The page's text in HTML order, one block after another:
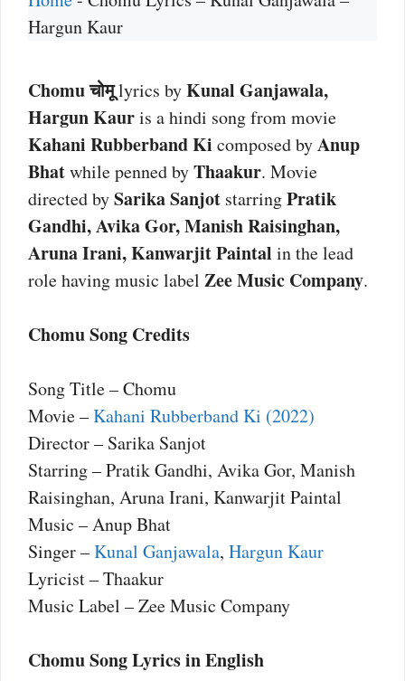
Hargun Kaur
Chomu चोमूlyrics byKunal Ganjawala,
Hargun Kauris a hindi song from movie
Kahani Rubberband Ki composed byAnup
Bhatwhile penned byThaakur. Movie
directed bySarika Sanjot starringPratik
Gandhi, Avika Gor, Manish Raisinghan,
Aruna Irani, Kanwarjit Paintal in the lead
role having music label Zee Music Company.
Chomu Song Credits
Song Title – Chomu
Movie –Kahani Rubberband Ki (2022)
Director – Sarika Sanjot
Starring – Pratik Gandhi, Avika Gor, Manish
Raisinghan, Aruna Irani, Kanwarjit Paintal
Music – Anup Bhat
Singer –Kunal Ganjawala, Hargun Kaur
Lyricist – Thaakur
Music Label – Zee Music Company
Chomu Song Lyrics in English